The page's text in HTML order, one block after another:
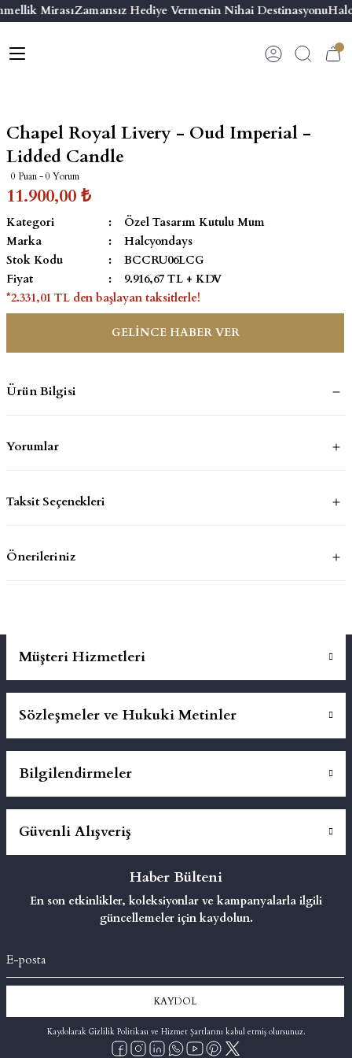
MirasıZamansız Hediye Vermenin Nihai Destinasyonu
Geri Dön
Geri Dön
ve Aksesuarlar
Mum
Geri Dön
Menteşeli Bilezik
Yivli Kabaşon Bilezik
Geri Dön
Seriler
Elephant
Chapel Royal Livery - Oud Imperial -
Lidded Candle
0 Puan - 0 Yorum
11.900,00 ₺
Kategori
Özel Tasarım Kutulu Mum
Marka
Halcyondays
Stok Kodu
BCCRU06LCG
Fiyat
9.916,67 TL + KDV
*2.331,01 TL den başlayan taksitlerle!
GELİNCE HABER VER
Ürün Bilgisi
Yorumlar
Taksit Seçenekleri
Önerileriniz
Müşteri Hizmetleri
Sözleşmeler ve Hukuki Metinler
Bilgilendirmeler
Güvenli Alışveriş
Haber Bülteni
En son etkinlikler, koleksiyonlar ve kampanyalarla ilgili
güncellemeler için kaydolun.
KAYDOL
Kaydolarak Gizlilik Politikası ve Hizmet Şartlarını kabul etmiş olursunuz.